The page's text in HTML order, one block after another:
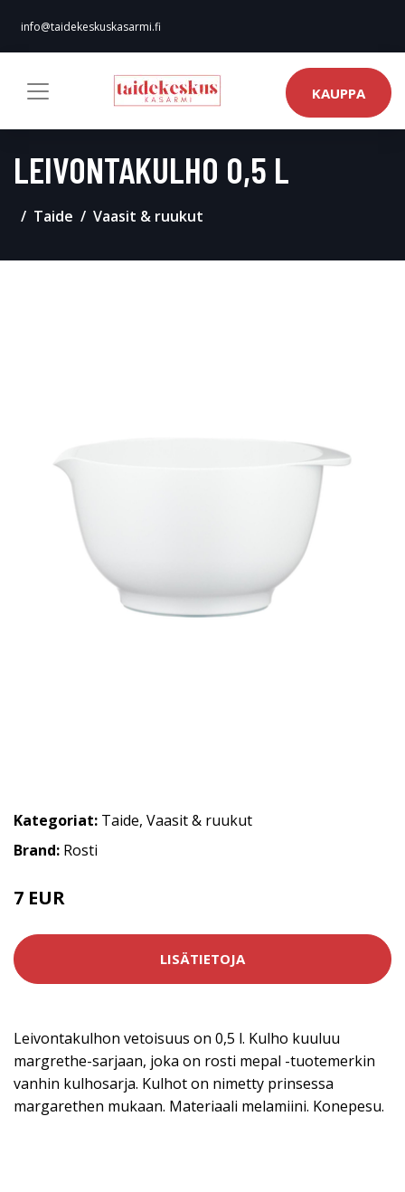
info@taidekeskuskasarmi.fi
KAUPPA
LEIVONTAKULHO 0,5 L
Taide Vaasit & ruukut
Kategoriat: Taide, Vaasit & ruukut
Brand: Rosti
7 EUR
LISÄTIETOJA
Leivontakulhon vetoisuus on 0,5 l. Kulho kuuluu
margrethe-sarjaan, joka on rosti mepal -tuotemerkin
vanhin kulhosarja. Kulhot on nimetty prinsessa
margarethen mukaan. Materiaali melamiini. Konepesu.